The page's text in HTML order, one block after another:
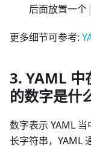
后面放置一个
更多细节可参考:
3. YAML 中
的数字是什
数字表示 YAML 当
长字符串，YAML